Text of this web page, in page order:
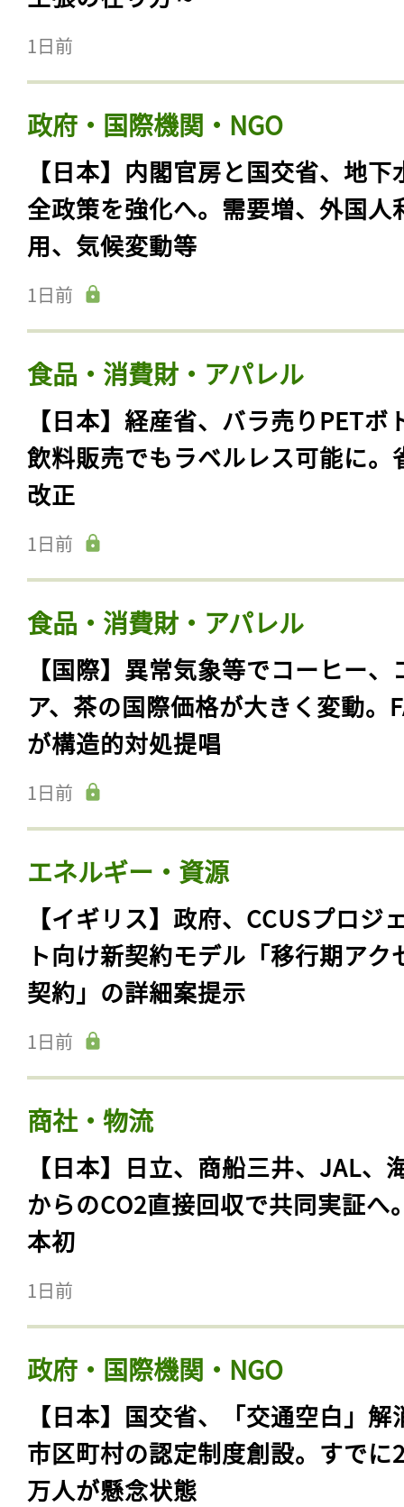
1日前
政府・国際機関・NGO
【日本】内閣官房と国交省、地下
全政策を強化へ。需要増、外国人
用、気候変動等
1日前
食品・消費財・アパレル
【日本】経産省、バラ売りPETボ
飲料販売でもラベルレス可能に。
改正
1日前
食品・消費財・アパレル
【国際】異常気象等でコーヒー、
ア、茶の国際価格が大きく変動。
が構造的対処提唱
1日前
エネルギー・資源
【イギリス】政府、CCUSプロジ
ト向け新契約モデル「移行期アク
契約」の詳細案提示
1日前
商社・物流
【日本】日立、商船三井、JAL、
からのCO2直接回収で共同実証へ
本初
1日前
政府・国際機関・NGO
【日本】国交省、「交通空白」解
市区町村の認定制度創設。すでに
万人が懸念状態